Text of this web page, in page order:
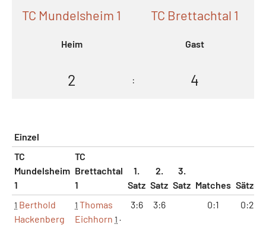
TC Mundelsheim 1
Heim
TC Brettachtal 1
Gast
2 : 4
Einzel
TC
Mundelsheim
1
TC
Brettachtal
1
1.
Satz
2.
Satz
3.
Satz Matches Sätze
1 Berthold
Hackenberg
1 Thomas
Eichhorn 1 ·
3:6 3:6 0:1 0:2